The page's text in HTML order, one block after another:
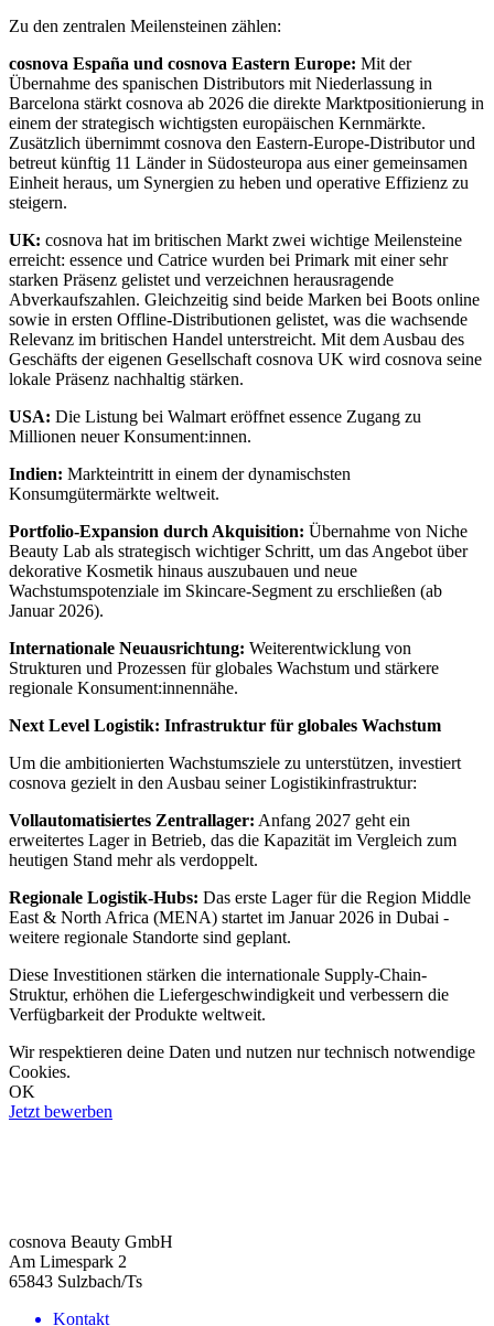
Zu den zentralen Meilensteinen zählen:
cosnova España und cosnova Eastern Europe: Mit der
Übernahme des spanischen Distributors mit Niederlassung in
Barcelona stärkt cosnova ab 2026 die direkte Marktpositionierung in
einem der strategisch wichtigsten europäischen Kernmärkte.
Zusätzlich übernimmt cosnova den Eastern-Europe-Distributor und
betreut künftig 11 Länder in Südosteuropa aus einer gemeinsamen
Einheit heraus, um Synergien zu heben und operative Effizienz zu
steigern.
UK: cosnova hat im britischen Markt zwei wichtige Meilensteine
erreicht: essence und Catrice wurden bei Primark mit einer sehr
starken Präsenz gelistet und verzeichnen herausragende
Abverkaufszahlen. Gleichzeitig sind beide Marken bei Boots online
sowie in ersten Offline-Distributionen gelistet, was die wachsende
Relevanz im britischen Handel unterstreicht. Mit dem Ausbau des
Geschäfts der eigenen Gesellschaft cosnova UK wird cosnova seine
lokale Präsenz nachhaltig stärken.
USA: Die Listung bei Walmart eröffnet essence Zugang zu
Millionen neuer Konsument:innen.
Indien: Markteintritt in einem der dynamischsten
Konsumgütermärkte weltweit.
Portfolio-Expansion durch Akquisition: Übernahme von Niche
Beauty Lab als strategisch wichtiger Schritt, um das Angebot über
dekorative Kosmetik hinaus auszubauen und neue
Wachstumspotenziale im Skincare-Segment zu erschließen (ab
Januar 2026).
Internationale Neuausrichtung: Weiterentwicklung von
Strukturen und Prozessen für globales Wachstum und stärkere
regionale Konsument:innennähe.
Next Level Logistik: Infrastruktur für globales Wachstum
Um die ambitionierten Wachstumsziele zu unterstützen, investiert
cosnova gezielt in den Ausbau seiner Logistikinfrastruktur:
Vollautomatisiertes Zentrallager: Anfang 2027 geht ein
erweitertes Lager in Betrieb, das die Kapazität im Vergleich zum
heutigen Stand mehr als verdoppelt.
Regionale Logistik-Hubs: Das erste Lager für die Region Middle
East & North Africa (MENA) startet im Januar 2026 in Dubai -
weitere regionale Standorte sind geplant.
Diese Investitionen stärken die internationale Supply-Chain-
Struktur, erhöhen die Liefergeschwindigkeit und verbessern die
Verfügbarkeit der Produkte weltweit.
Wir respektieren deine Daten und nutzen nur technisch notwendige
Cookies.
OK
Jetzt bewerben
cosnova Beauty GmbH
Am Limespark 2
65843 Sulzbach/Ts
Kontakt